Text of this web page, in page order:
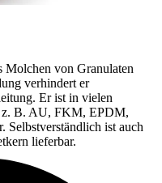
Molchen von Granulaten
verhindert er
Er ist in vielen
z. B. AU, FKM, EPDM,
Selbstverständlich ist auch
lieferbar.